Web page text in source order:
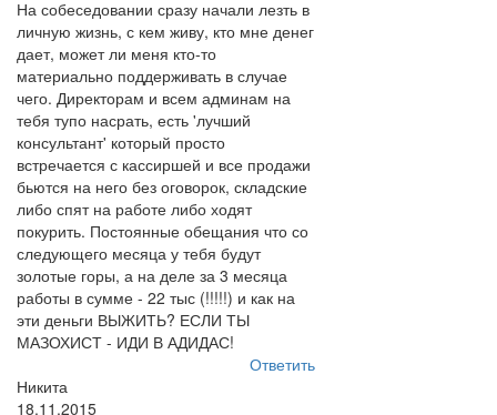
На собеседовании сразу начали лезть в
личную жизнь, с кем живу, кто мне денег
дает, может ли меня кто-то
материально поддерживать в случае
чего. Директорам и всем админам на
тебя тупо насрать, есть 'лучший
консультант' который просто
встречается с кассиршей и все продажи
бьются на него без оговорок, складские
либо спят на работе либо ходят
покурить. Постоянные обещания что со
следующего месяца у тебя будут
золотые горы, а на деле за 3 месяца
работы в сумме - 22 тыс (!!!!!) и как на
эти деньги ВЫЖИТЬ? ЕСЛИ ТЫ
МАЗОХИСТ - ИДИ В АДИДАС!
Ответить
Никита
18.11.2015